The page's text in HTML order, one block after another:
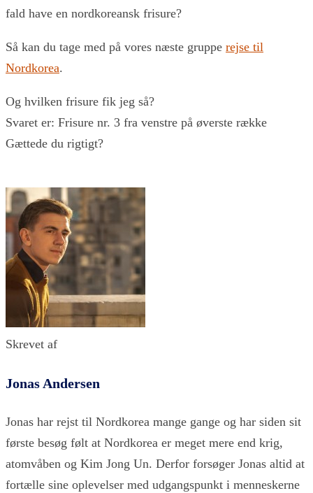
fald have en nordkoreansk frisure?
Så kan du tage med på vores næste gruppe rejse til
Nordkorea.
Og hvilken frisure fik jeg så?
Svaret er: Frisure nr. 3 fra venstre på øverste række
Gættede du rigtigt?
Skrevet af
Jonas Andersen
Jonas har rejst til Nordkorea mange gange og har siden sit
første besøg følt at Nordkorea er meget mere end krig,
atomvåben og Kim Jong Un. Derfor forsøger Jonas altid at
fortælle sine oplevelser med udgangspunkt i menneskerne